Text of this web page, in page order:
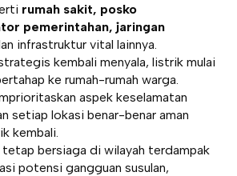
rumah sakit, posko
pemerintahan, jaringan
infrastruktur vital lainnya.
kembali menyala, listrik mulai
ke rumah-rumah warga.
aspek keselamatan
setiap lokasi benar-benar aman
kembali.
bersiaga di wilayah terdampak
potensi gangguan susulan,